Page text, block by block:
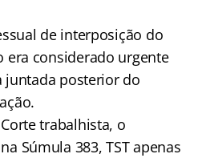
de interposição do
era considerado urgente
juntada posterior do
trabalhista, o
Súmula 383, TST apenas